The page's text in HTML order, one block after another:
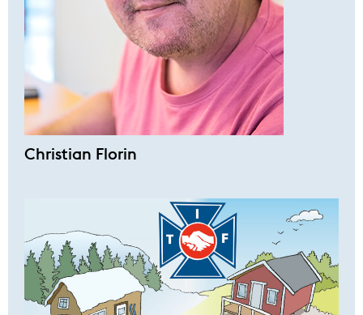
Christian Florin